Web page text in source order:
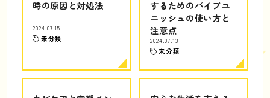
時の原因と対処法
2024.07.15
未分類
するためのパイプユ
ニッシュの使い方と
注意点
2024.07.13
未分類